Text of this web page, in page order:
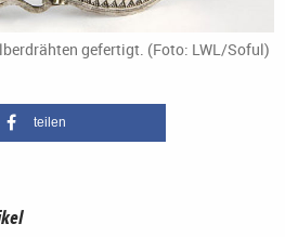
gefertigt. (Foto: LWL/Soful)
teilen